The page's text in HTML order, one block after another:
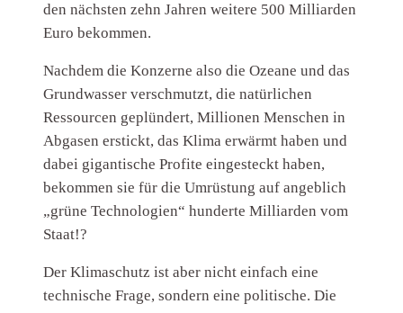
den nächsten zehn Jahren weitere 500 Milliarden
Euro bekommen.
Nachdem die Konzerne also die Ozeane und das
Grundwasser verschmutzt, die natürlichen
Ressourcen geplündert, Millionen Menschen in
Abgasen erstickt, das Klima erwärmt haben und
dabei gigantische Profite eingesteckt haben,
bekommen sie für die Umrüstung auf angeblich
„grüne Technologien“ hunderte Milliarden vom
Staat!?
Der Klimaschutz ist aber nicht einfach eine
technische Frage, sondern eine politische. Die